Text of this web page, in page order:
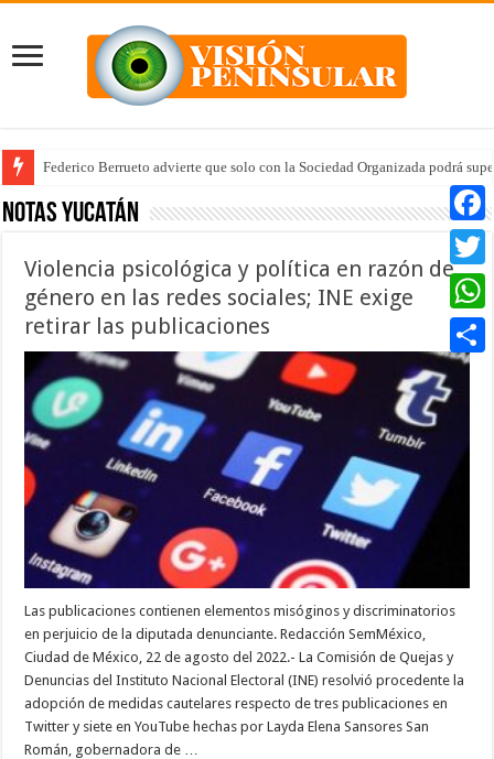
Federico Berrueto advierte que solo con la Sociedad Organizada podrá
Notas Yucatán
Violencia psicológica y política en razón de
género en las redes sociales; INE exige
retirar las publicaciones
Las publicaciones contienen elementos misóginos y discriminatorios
en perjuicio de la diputada denunciante. Redacción SemMéxico,
Ciudad de México, 22 de agosto del 2022.- La Comisión de Quejas y
Denuncias del Instituto Nacional Electoral (INE) resolvió procedente la
adopción de medidas cautelares respecto de tres publicaciones en
Twitter y siete en YouTube hechas por Layda Elena Sansores San
Román, gobernadora de …
Twitter